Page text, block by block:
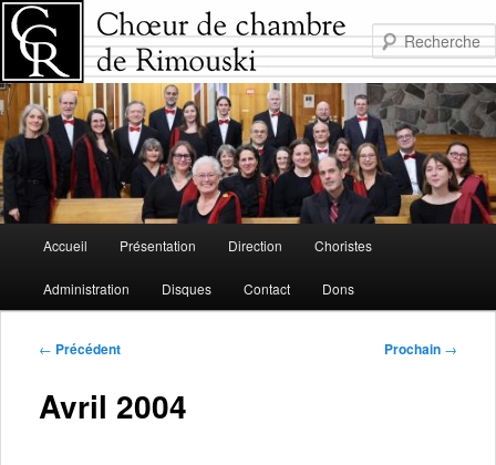
Aller
au
contenu
principal
Accueil Présentation Direction Choristes
Administration Disques Contact Dons
Navigation
l'article
← Précédent Prochain →
Avril 2004